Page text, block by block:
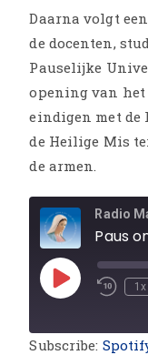
Daarna volgt
de docenten,
Pauselijke
opening van het
eindigen met de
de Heilige Mis
de armen.
Radio
1x
Subscribe: